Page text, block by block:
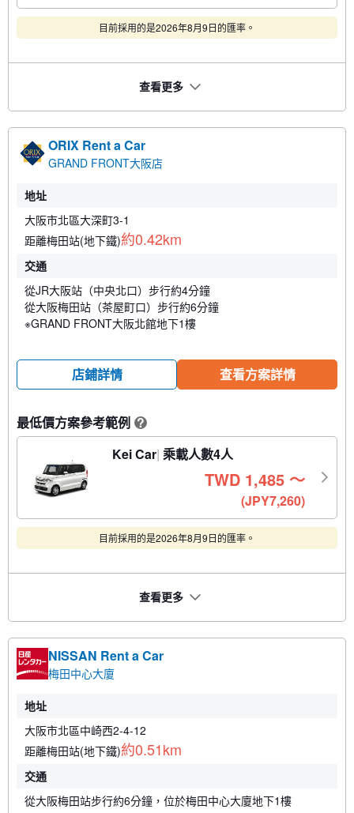
目前採用的是2026年8月9日的匯率。
查看更多
ORIX Rent a Car
GRAND FRONT大阪店
地址
大阪市北區大深町3-1
距離梅田站(地下鐵)約0.42km
交通
從JR大阪站（中央北口）步行約4分鐘
從大阪梅田站（茶屋町口）步行約6分鐘
※GRAND FRONT大阪北館地下1樓
店鋪詳情 查看方案詳情
最低價方案參考範例 ?
Kei Car 乘載人數4人
TWD 1,485 〜
(JPY7,260)
目前採用的是2026年8月9日的匯率。
查看更多
NISSAN Rent a Car
梅田中心大廈
地址
大阪市北區中崎西2-4-12
距離梅田站(地下鐵)約0.51km
交通
從大阪梅田站步行約6分鐘，位於梅田中心大廈地下1樓